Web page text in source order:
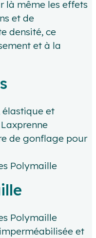
là même les effets
et de
densité, ce
et à la
élastique et
de gonflage pour
Polymaille
Polymaille
et